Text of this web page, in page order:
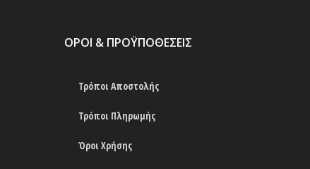
ΟΡΟΙ & ΠΡΟΫΠΟΘΕΣΕΙΣ
Τρόποι Αποστολής
Τρόποι Πληρωμής
Όροι Χρήσης